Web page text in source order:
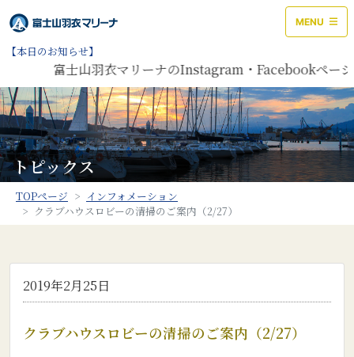
MENU
【本日のお知らせ】
富士山羽衣マリーナのInstagram・Facebookペー
トピックス
TOPページ
インフォメーション
クラブハウスロビーの清掃のご案内（2/27）
2019年2月25日
クラブハウスロビーの清掃のご案内（2/27）